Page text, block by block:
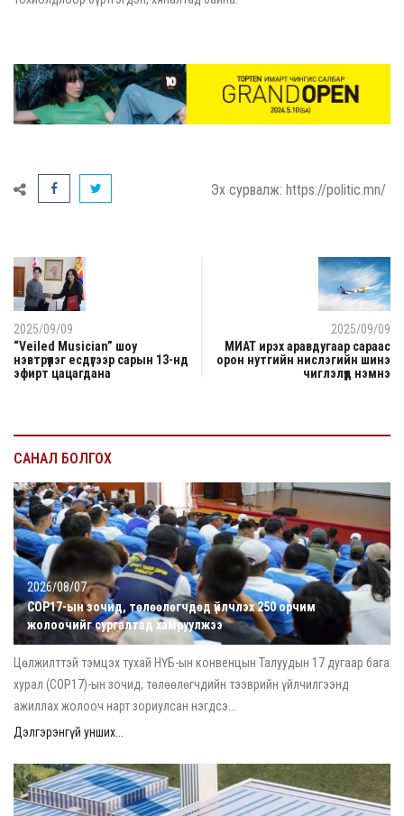
Эх сурвалж: https://politic.mn/
2025/09/09
“Veiled Musician” шоу
нэвтрүүлэг есдүгээр сарын 13-нд
эфирт цацагдана
2025/09/09
МИАТ ирэх аравдугаар сараас
орон нутгийн нислэгийн шинэ
чиглэлүүд нэмнэ
САНАЛ БОЛГОХ
2026/08/07
COP17-ын зочид, төлөөлөгчдөд үйлчлэх 250 орчим
жолоочийг сургалтад хамруулжээ
Цөлжилттэй тэмцэх тухай НҮБ-ын конвенцын Талуудын 17 дугаар бага
хурал (COP17)-ын зочид, төлөөлөгчдийн тээврийн үйлчилгээнд
ажиллах жолооч нарт зориулсан нэгдсэ...
Дэлгэрэнгүй унших...